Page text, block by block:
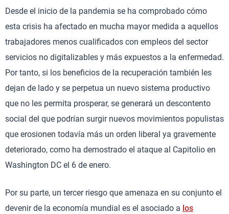
Desde el inicio de la pandemia se ha comprobado cómo
esta crisis ha afectado en mucha mayor medida a aquellos
trabajadores menos cualificados con empleos del sector
servicios no digitalizables y más expuestos a la enfermedad.
Por tanto, si los beneficios de la recuperación también les
dejan de lado y se perpetua un nuevo sistema productivo
que no les permita prosperar, se generará un descontento
social del que podrían surgir nuevos movimientos populistas
que erosionen todavía más un orden liberal ya gravemente
deteriorado, como ha demostrado el ataque al Capitolio en
Washington DC el 6 de enero.
Por su parte, un tercer riesgo que amenaza en su conjunto el
devenir de la economía mundial es el asociado a los